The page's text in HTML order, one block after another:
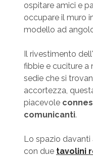
ospitare amici e
occupare il muro
modello ad
Il rivestimento
fibbie e cuciture a
sedie che si
accortezza,
piacevole
comunicanti.
Lo spazio
con due tavolini